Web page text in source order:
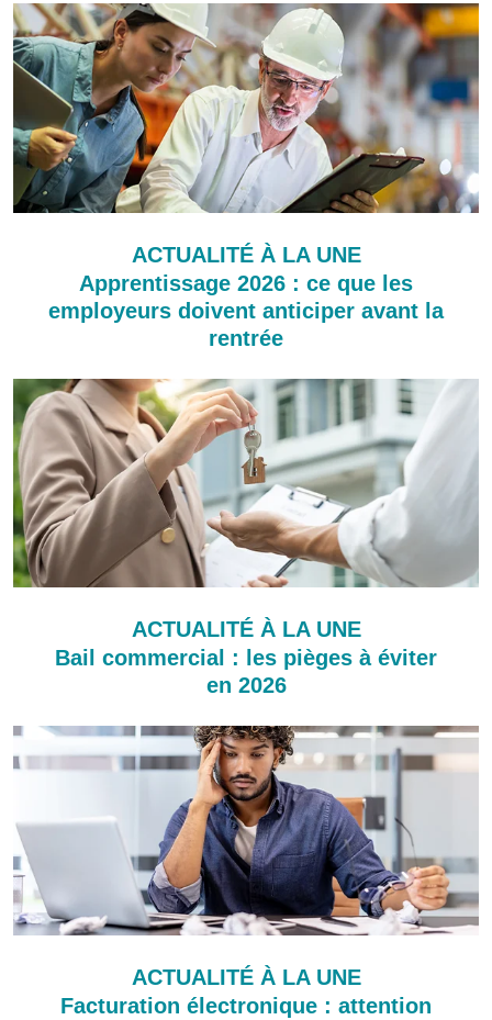
ACTUALITÉ À LA UNE
Apprentissage 2026 : ce que les
employeurs doivent anticiper avant la
rentrée
ACTUALITÉ À LA UNE
Bail commercial : les pièges à éviter
en 2026
ACTUALITÉ À LA UNE
Facturation électronique : attention